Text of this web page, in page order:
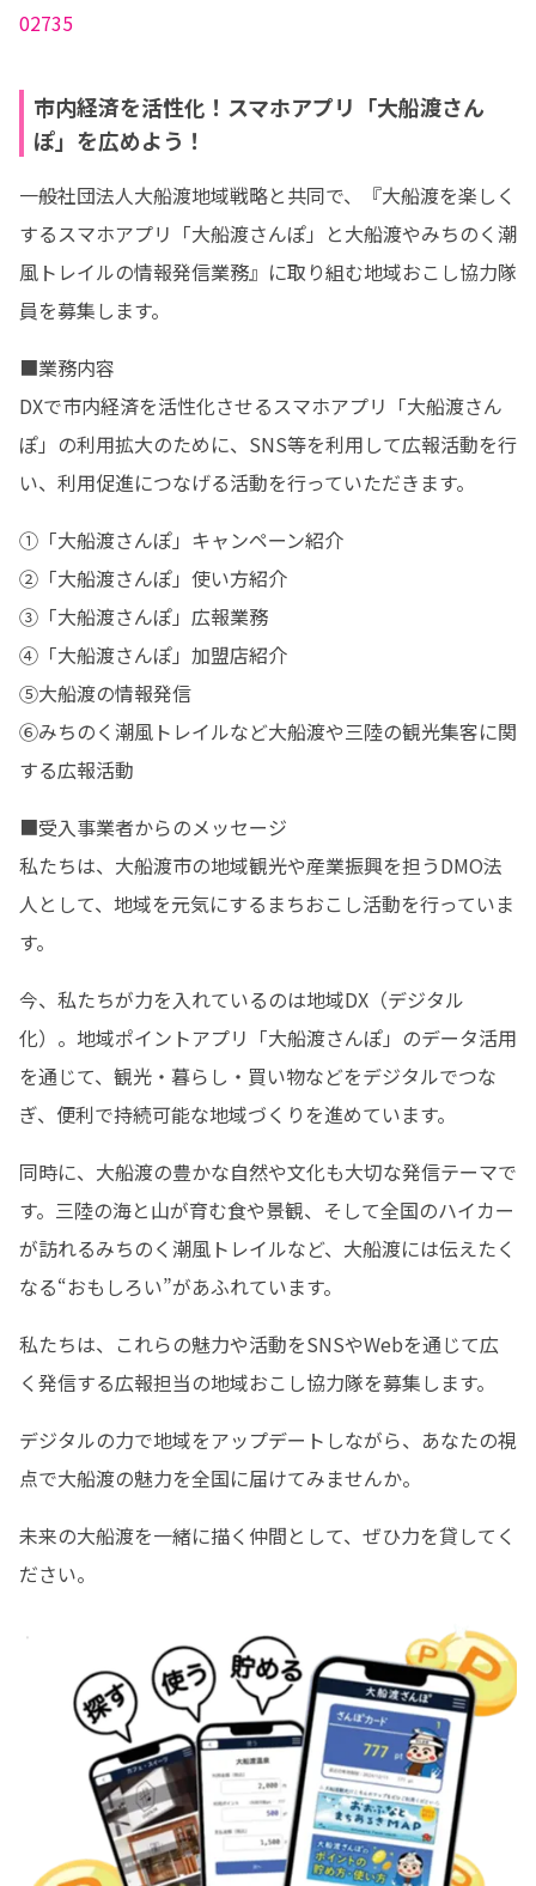
02735
市内経済を活性化！スマホアプリ「大船渡さん
ぽ」を広めよう！
一般社団法人大船渡地域戦略と共同で、『大船渡を楽しく
するスマホアプリ「大船渡さんぽ」と大船渡やみちのく潮
風トレイルの情報発信業務』に取り組む地域おこし協力隊
員を募集します。
■業務内容
DXで市内経済を活性化させるスマホアプリ「大船渡さん
ぽ」の利用拡大のために、SNS等を利用して広報活動を行
い、利用促進につなげる活動を行っていただきます。
①「大船渡さんぽ」キャンペーン紹介
②「大船渡さんぽ」使い方紹介
③「大船渡さんぽ」広報業務
④「大船渡さんぽ」加盟店紹介
⑤大船渡の情報発信
⑥みちのく潮風トレイルなど大船渡や三陸の観光集客に関
する広報活動
■受入事業者からのメッセージ
私たちは、大船渡市の地域観光や産業振興を担うDMO法
人として、地域を元気にするまちおこし活動を行っていま
す。
今、私たちが力を入れているのは地域DX（デジタル
化）。地域ポイントアプリ「大船渡さんぽ」のデータ活用
を通じて、観光・暮らし・買い物などをデジタルでつな
ぎ、便利で持続可能な地域づくりを進めています。
同時に、大船渡の豊かな自然や文化も大切な発信テーマで
す。三陸の海と山が育む食や景観、そして全国のハイカー
が訪れるみちのく潮風トレイルなど、大船渡には伝えたく
なる“おもしろい”があふれています。
私たちは、これらの魅力や活動をSNSやWebを通じて広
く発信する広報担当の地域おこし協力隊を募集します。
デジタルの力で地域をアップデートしながら、あなたの視
点で大船渡の魅力を全国に届けてみませんか。
未来の大船渡を一緒に描く仲間として、ぜひ力を貸してく
ださい。